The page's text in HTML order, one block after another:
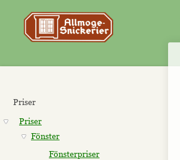
Priser
Priser
Fönster
Fönsterpriser